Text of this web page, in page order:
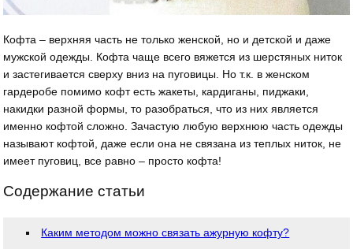
Кофта – верхняя часть не только женской, но и детской и даже
мужской одежды. Кофта чаще всего вяжется из шерстяных ниток
и застегивается сверху вниз на пуговицы. Но т.к. в женском
гардеробе помимо кофт есть жакеты, кардиганы, пиджаки,
накидки разной формы, то разобраться, что из них является
именно кофтой сложно. Зачастую любую верхнюю часть одежды
называют кофтой, даже если она не связана из теплых ниток, не
имеет пуговиц, все равно – просто кофта!
Содержание статьи
Каким методом можно связать ажурную кофту?